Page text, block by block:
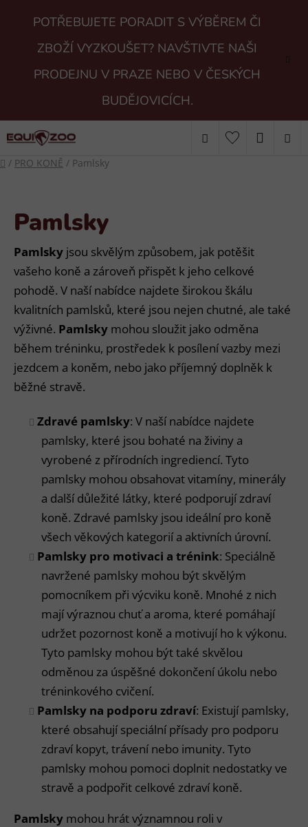
POTŘEBUJETE PORADIT S VÝBĚREM ČI
ZBOŽÍ VYZKOUŠET? NAVŠTIVTE NAŠI
PRODEJNU V PRAZE NEBO V ČESKÝCH
BUDĚJOVICÍCH.
Hledat
Domů
/ PRO KONĚ / Pamlsky
Pamlsky
Pamlsky jsou skvělým způsobem, jak potěšit
vašeho koně a zároveň přispět k jeho celkové
pohodě. V naší nabídce najdete širokou škálu
kvalitních pamlsků, které jsou nejen chutné, ale také
výživné. Pamlsky mohou sloužit jako odměna
během tréninku, prostředek k posílení vazby mezi
jezdcem a koněm, nebo jako příjemný doplněk k
běžné stravě.
Zdravé pamlsky: V naší nabídce najdete
pamlsky, které jsou bohaté na živiny a
vyrobené z přírodních ingrediencí. Tyto
pamlsky mohou obsahovat vitamíny, minerály
a další důležité látky, které podporují zdraví
koně. Zdravé pamlsky jsou ideální pro koně
všech věkových kategorií a aktivních úrovní.
Pamlsky pro motivaci a trénink: Speciálně
navržené pamlsky mohou být skvělým
pomocníkem při výcviku koně. Mnohé z nich
mají výraznou chuť a aroma, které pomáhají
udržet pozornost koně a motivují ho k výkonu.
Tyto pamlsky mohou být také skvělou
odměnou za úspěšné dokončení úkolu nebo
tréninkového cvičení.
Pamlsky na podporu zdraví: Existují pamlsky,
které obsahují speciální přísady pro podporu
zdraví kopyt, trávení nebo imunity. Tyto
pamlsky mohou pomoci doplnit nedostatky ve
stravě a podpořit celkové zdraví koně.
Pamlsky mohou hrát významnou roli v